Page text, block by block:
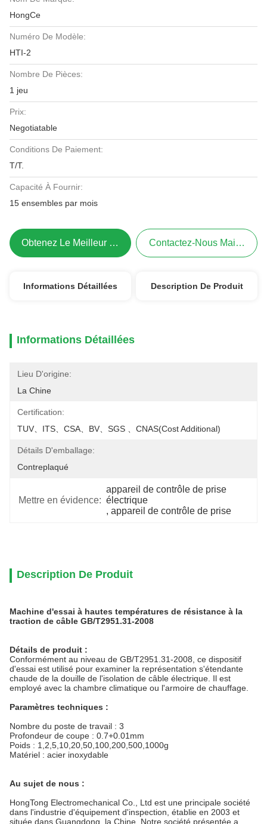
HongCe
Numéro De Modèle:
HTI-2
Nombre De Pièces:
1 jeu
Prix:
Negotiatable
Conditions De Paiement:
T/T.
Capacité À Fournir:
15 ensembles par mois
Obtenez Le Meilleur Prix Contactez-Nous Maintenant
Informations Détaillées Description De Produit
Informations Détaillées
Lieu D'origine:
La Chine
Certification:
TUV、ITS、CSA、BV、SGS 、CNAS(cost Additional)
Détails D'emballage:
Contreplaqué
Mettre en évidence:
appareil de contrôle de prise
électrique
, appareil de contrôle de prise
Description De Produit
Machine d'essai à hautes températures de résistance à la
traction de câble GB/T2951.31-2008
Détails de produit :
Conformément au niveau de GB/T2951.31-2008, ce dispositif
d'essai est utilisé pour examiner la représentation s'étendante
chaude de la douille de l'isolation de câble électrique. Il est
employé avec la chambre climatique ou l'armoire de chauffage.
Paramètres techniques :
Nombre du poste de travail : 3
Profondeur de coupe : 0.7+0.01mm
Poids : 1,2,5,10,20,50,100,200,500,1000g
Matériel : acier inoxydable
Au sujet de nous :
HongTong Electromechanical Co., Ltd est une principale société
dans l'industrie d'équipement d'inspection, établie en 2003 et
située dans Guangdong, la Chine. Notre société présentée a